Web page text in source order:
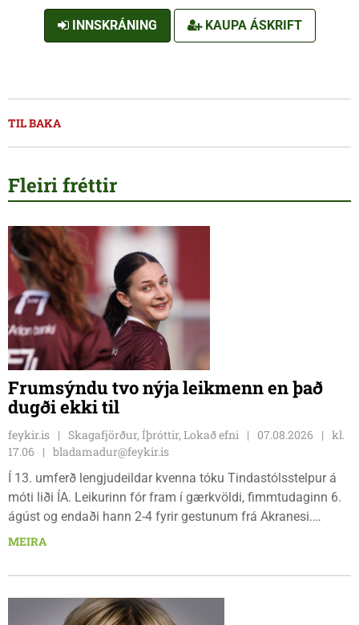
INNSKRÁNING KAUPA ÁSKRIFT
TIL BAKA
Fleiri fréttir
Frumsýndu tvo nýja leikmenn en það
dugði ekki til
feykir.is Skagafjörður, Íþróttir, Lokað efni 07.08.2026
kl.
17.06
bladamadur@feykir.is
Í 13. umferð lengjudeildar kvenna tóku Tindastólsstelpur á
móti liði ÍA. Leikurinn fór fram í gærkvöldi, fimmtudaginn 6.
ágúst og endaði hann 2-4 fyrir gestunum frá Akranesi.
Tindastólsliðið frumsýndi tvo nýja leikmenn en þær dönsku
tvíburar.
MEIRA